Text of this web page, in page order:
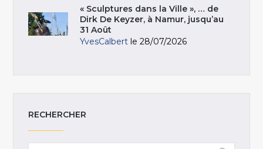
« Sculptures dans la Ville », … de
Dirk De Keyzer, à Namur, jusqu’au
31 Août
YvesCalbert le 28/07/2026
RECHERCHER